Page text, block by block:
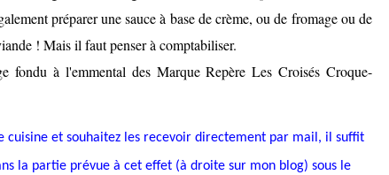
préparer une sauce à base de crème, ou de fromage ou de
! Mais il faut penser à comptabiliser.
fondu à l'emmental des Marque Repère Les Croisés Croque-
cuisine et souhaitez les recevoir directement par mail, il suffit
la partie prévue à cet effet (à droite sur mon blog) sous le